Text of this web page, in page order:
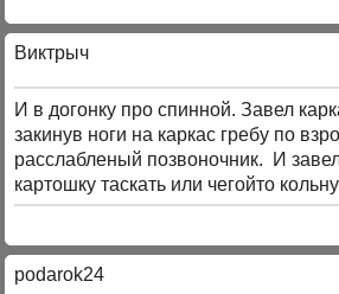
Виктрыч
И в догонку про спинной. Завел
закинув ноги на каркас гребу по
расслабленый позвоночник. И
картошку таскать или чегойто
podarok24